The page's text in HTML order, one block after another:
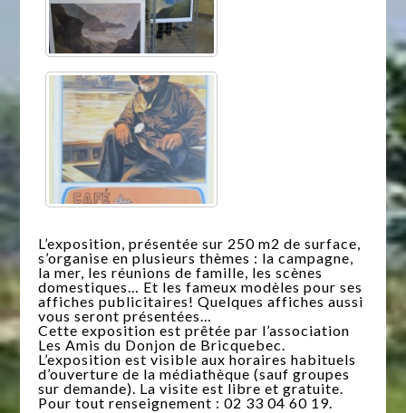
L’exposition, présentée sur 250 m2 de surface,
s’organise en plusieurs thèmes : la campagne,
la mer, les réunions de famille, les scènes
domestiques… Et les fameux modèles pour ses
affiches publicitaires! Quelques affiches aussi
vous seront présentées…
Cette exposition est prêtée par l’association
Les Amis du Donjon de Bricquebec.
L’exposition est visible aux horaires habituels
d’ouverture de la médiathèque (sauf groupes
sur demande). La visite est libre et gratuite.
Pour tout renseignement : 02 33 04 60 19.